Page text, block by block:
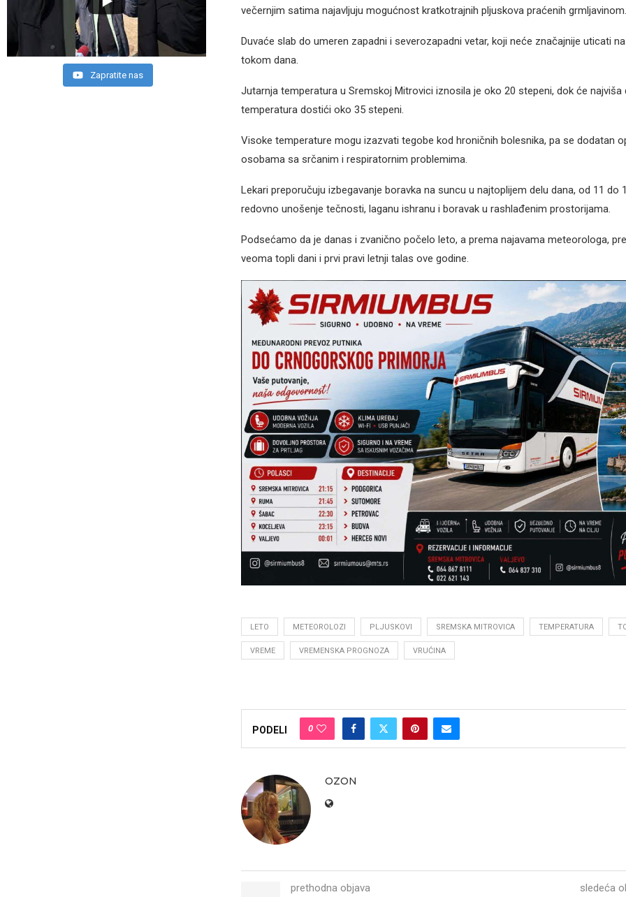
večernjim satima najavljuju mogućnost kratkotrajnih pljuskova praćenih grmljavinom.
Duvaće slab do umeren zapadni i severozapadni vetar, koji neće značajnije uticati
tokom dana.
Jutarnja temperatura u Sremskoj Mitrovici iznosila je oko 20 stepeni, dok će najviša
temperatura dostići oko 35 stepeni.
Visoke temperature mogu izazvati tegobe kod hroničnih bolesnika, pa se dodatan
osobama sa srčanim i respiratornim problemima.
Lekari preporučuju izbegavanje boravka na suncu u najtoplijem delu dana, od 11 do
redovno unošenje tečnosti, laganu ishranu i boravak u rashlađenim prostorijama.
Podsećamo da je danas i zvanično počelo leto, a prema najavama meteorologa,
veoma topli dani i prvi pravi letnji talas ove godine.
LETO METEOROLOZI PLJUSKOVI SREMSKA MITROVICA TEMPERATURA
VREME VREMENSKA PROGNOZA VRUĆINA
PODELI 0
OZON
prethodna objava
sledeća
Zapratite nas